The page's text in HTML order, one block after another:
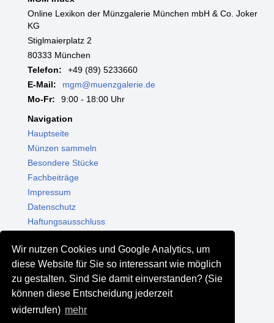
Wir nutzen Cookies und Google Analytics, um
diese Website für Sie so interessant wie möglich
zu gestalten. Sind Sie damit einverstanden? (Sie
können diese Entscheidung jederzeit
widerrufen) mehr
Online Lexikon der Münzgalerie München mbH & Co. Joker
KG
Stiglmaierplatz 2
80333 München
Telefon:
+49 (89) 5233660
E-Mail:
mgm@muenzgalerie.de
Mo-Fr:
9:00 - 18:00 Uhr
Navigation
Hauptseite
Münzen sammeln
Besondere Stücke
Fachbeiträge
Impressum
Datenschutz
Haftungsausschluss
Shop - Online kaufen
Münzgalerie München
MGM Schmuck
MGM Pfand